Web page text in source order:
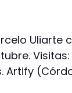
Uliarte
Artify